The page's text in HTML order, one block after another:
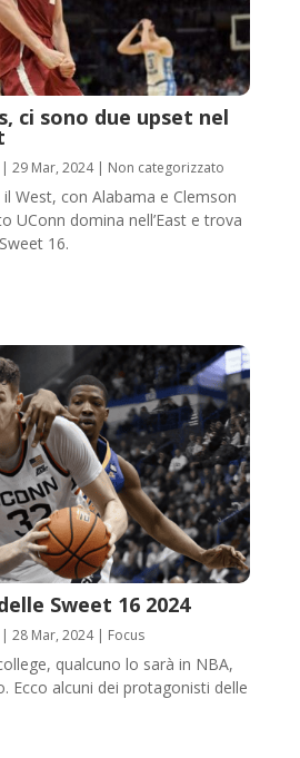
ci sono due upset nel
29 Mar, 2024| Non categorizzato
West, con Alabama e Clemson
UConn domina nell’East e trova
16.
Sweet 16 2024
28 Mar, 2024| Focus
qualcuno lo sarà in NBA,
Ecco alcuni dei protagonisti delle